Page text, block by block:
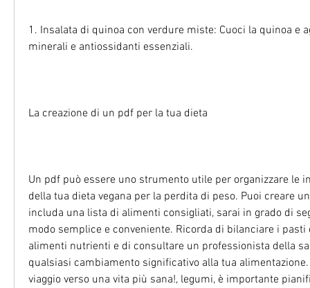
1. Insalata di quinoa con verdure miste: Cuoci la quinoa e
minerali e antiossidanti essenziali.
La creazione di un pdf per la tua dieta
Un pdf può essere uno strumento utile per organizzare le
della tua dieta vegana per la perdita di peso. Puoi creare
includa una lista di alimenti consigliati, sarai in grado di
modo semplice e conveniente. Ricorda di bilanciare i pasti
alimenti nutrienti e di consultare un professionista della
qualsiasi cambiamento significativo alla tua
viaggio verso una vita più sana!, legumi, è importante